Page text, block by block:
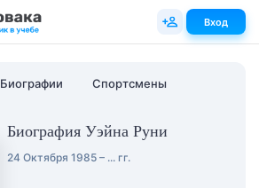
Биографии
Спортсмены
Биография Уэйна Руни
24 Октября 1985 – ... гг.
Вход